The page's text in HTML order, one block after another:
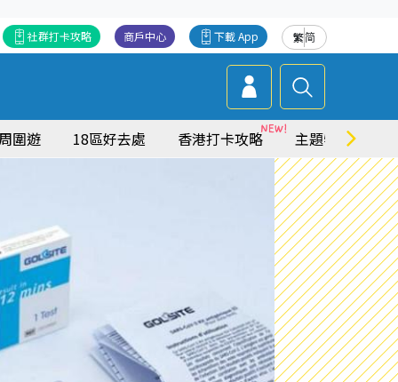
繁简
下載 App
商戶中心
社群打卡攻略
圍遊 18區好去處 香港打卡攻略 主題特集